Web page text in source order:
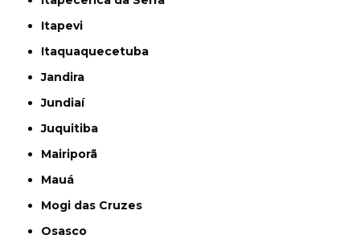
Itapevi
Itaquaquecetuba
Jandira
Jundiaí
Juquitiba
Mairiporã
Mauá
Mogi das Cruzes
Osasco